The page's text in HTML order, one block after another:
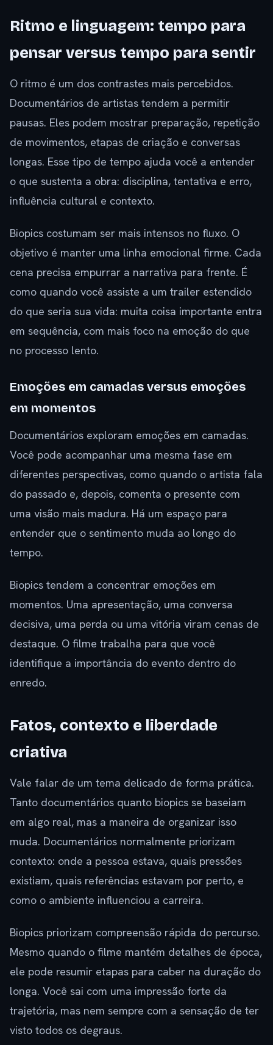
Ritmo e linguagem: tempo para
pensar versus tempo para sentir
O ritmo é um dos contrastes mais percebidos.
Documentários de artistas tendem a permitir
pausas. Eles podem mostrar preparação, repetição
de movimentos, etapas de criação e conversas
longas. Esse tipo de tempo ajuda você a entender
o que sustenta a obra: disciplina, tentativa e erro,
influência cultural e contexto.
Biopics costumam ser mais intensos no fluxo. O
objetivo é manter uma linha emocional firme. Cada
cena precisa empurrar a narrativa para frente. É
como quando você assiste a um trailer estendido
do que seria sua vida: muita coisa importante entra
em sequência, com mais foco na emoção do que
no processo lento.
Emoções em camadas versus emoções
em momentos
Documentários exploram emoções em camadas.
Você pode acompanhar uma mesma fase em
diferentes perspectivas, como quando o artista fala
do passado e, depois, comenta o presente com
uma visão mais madura. Há um espaço para
entender que o sentimento muda ao longo do
tempo.
Biopics tendem a concentrar emoções em
momentos. Uma apresentação, uma conversa
decisiva, uma perda ou uma vitória viram cenas de
destaque. O filme trabalha para que você
identifique a importância do evento dentro do
enredo.
Fatos, contexto e liberdade
criativa
Vale falar de um tema delicado de forma prática.
Tanto documentários quanto biopics se baseiam
em algo real, mas a maneira de organizar isso
muda. Documentários normalmente priorizam
contexto: onde a pessoa estava, quais pressões
existiam, quais referências estavam por perto, e
como o ambiente influenciou a carreira.
Biopics priorizam compreensão rápida do percurso.
Mesmo quando o filme mantém detalhes de época,
ele pode resumir etapas para caber na duração do
longa. Você sai com uma impressão forte da
trajetória, mas nem sempre com a sensação de ter
visto todos os degraus.